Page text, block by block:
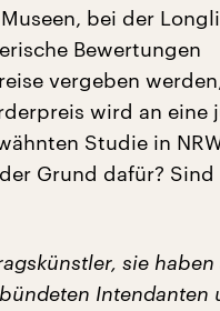
bei der
Bewertungen
vergeben
wird an eine
Studie in
Grund dafür? Sind
sie haben
Intendanten